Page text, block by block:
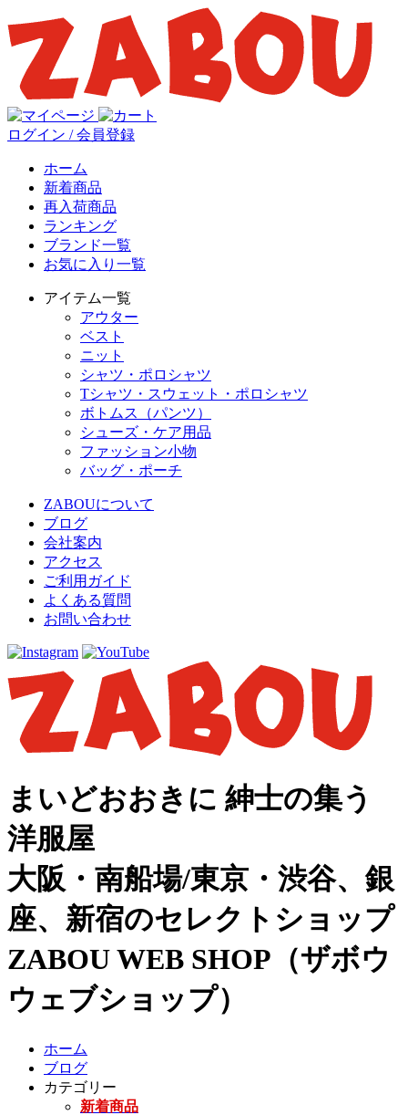
ログイン / 会員登録
ホーム
新着商品
再入荷商品
ランキング
ブランド一覧
お気に入り一覧
アイテム一覧
アウター
ベスト
ニット
シャツ・ポロシャツ
Tシャツ・スウェット・ポロシャツ
ボトムス（パンツ）
シューズ・ケア用品
ファッション小物
バッグ・ポーチ
ZABOUについて
ブログ
会社案内
アクセス
ご利用ガイド
よくある質問
お問い合わせ
まいどおおきに 紳士の集う
洋服屋
大阪・南船場/東京・渋谷、銀
座、新宿のセレクトショップ
ZABOU WEB SHOP（ザボウ
ウェブショップ）
ホーム
ブログ
カテゴリー
新着商品